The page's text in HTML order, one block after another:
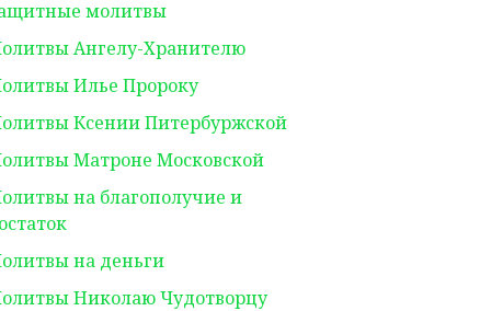
молитвы
Ангелу-Хранителю
Илье Пророку
Ксении Питербуржской
Матроне Московской
на благополучие и
на деньги
Николаю Чудотворцу